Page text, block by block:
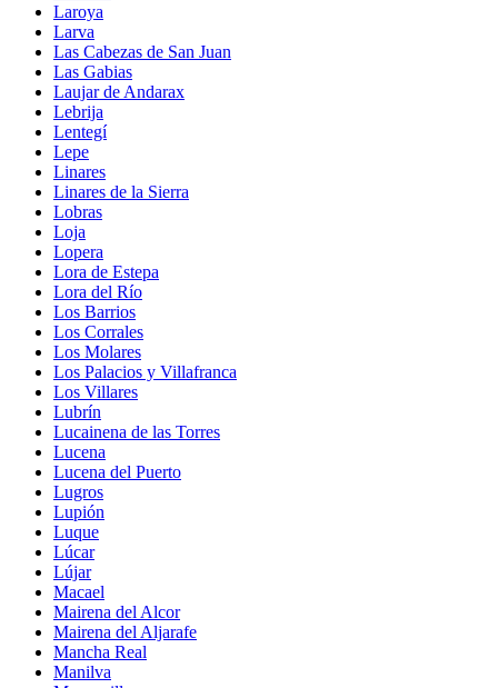
Laroya
Larva
Las Cabezas de San Juan
Las Gabias
Laujar de Andarax
Lebrija
Lentegí
Lepe
Linares
Linares de la Sierra
Lobras
Loja
Lopera
Lora de Estepa
Lora del Río
Los Barrios
Los Corrales
Los Molares
Los Palacios y Villafranca
Los Villares
Lubrín
Lucainena de las Torres
Lucena
Lucena del Puerto
Lugros
Lupión
Luque
Lúcar
Lújar
Macael
Mairena del Alcor
Mairena del Aljarafe
Mancha Real
Manilva